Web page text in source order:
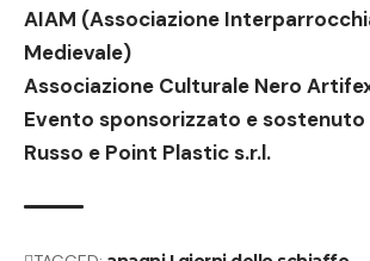
AIAM (Associazione
Medievale)
Associazione Culturale Nero
Evento sponsorizzato e sostenuto
Russo e Point Plastic s.r.l.